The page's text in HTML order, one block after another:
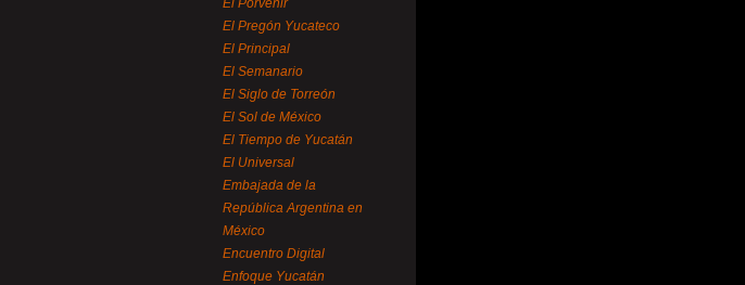
El Porvenir
El Pregón Yucateco
El Principal
El Semanario
El Siglo de Torreón
El Sol de México
El Tiempo de Yucatán
El Universal
Embajada de la
República Argentina en
México
Encuentro Digital
Enfoque Yucatán